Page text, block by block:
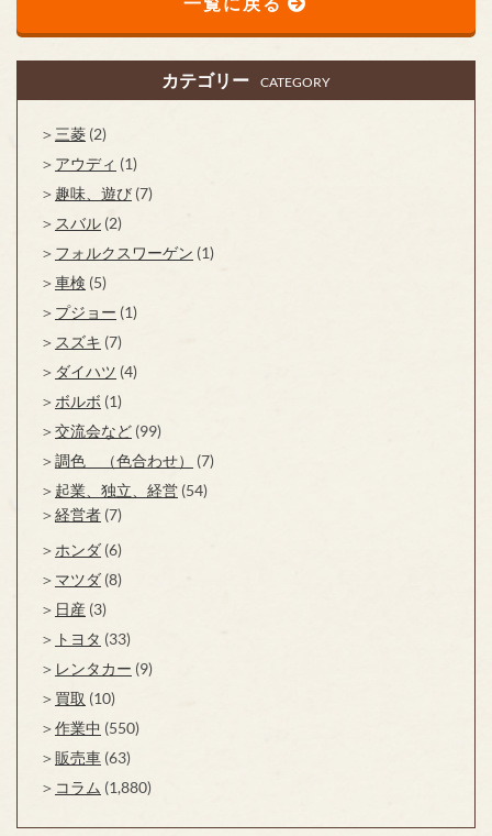
カテゴリー CATEGORY
三菱 (2)
アウディ (1)
趣味、遊び (7)
スバル (2)
フォルクスワーゲン (1)
車検 (5)
プジョー (1)
スズキ (7)
ダイハツ (4)
ボルボ (1)
交流会など (99)
調色 （色合わせ）
(7)
起業、独立、経営 (54)
経営者 (7)
ホンダ (6)
マツダ (8)
日産 (3)
トヨタ (33)
レンタカー (9)
買取 (10)
作業中 (550)
販売車 (63)
コラム (1,880)